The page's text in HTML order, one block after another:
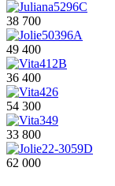
38 700
49 400
36 400
54 300
33 800
62 000